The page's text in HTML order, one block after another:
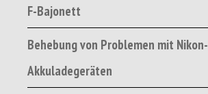
F-Bajonett
Behebung von Problemen mit Nikon-
Akkuladegeräten